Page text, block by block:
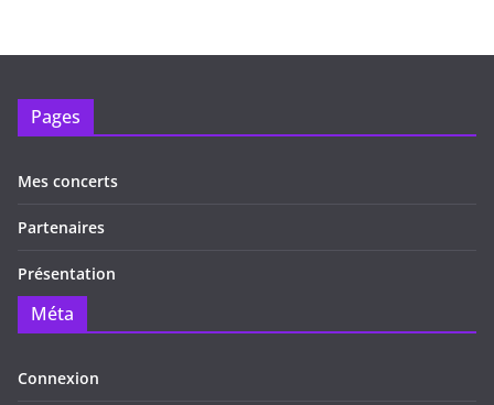
Pages
Mes concerts
Partenaires
Présentation
Méta
Connexion